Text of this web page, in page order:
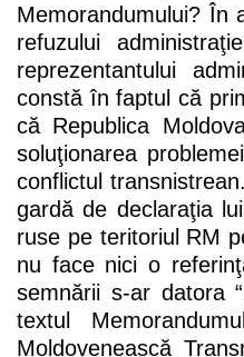
Memorandumului? În
refuzului
reprezentantului
constă în faptul că
că Republica
soluţionarea
conflictul
gardă de declaraţia
ruse pe teritoriul RM
nu face nici o
semnării s-ar datora
textul
Moldovenească